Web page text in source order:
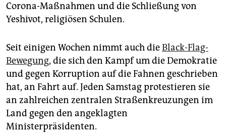
Corona-Maßnahmen und die Schließung von
Yeshivot, religiösen Schulen.
Seit einigen Wochen nimmt auch dieBlack-Flag-
Bewegung, die sich den Kampf um die Demokratie
und gegen Korruption auf die Fahnen geschrieben
hat, an Fahrt auf. Jeden Samstag protestieren sie
an zahlreichen zentralen Straßenkreuzungen im
Land gegen den angeklagten
Ministerpräsidenten.